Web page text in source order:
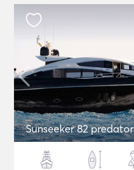
Sunseeker 82 predator